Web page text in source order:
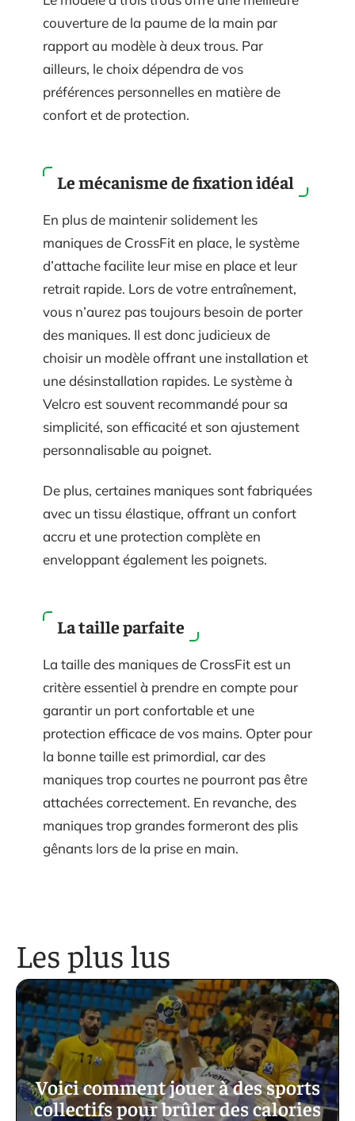
couverture de la paume de la main par
rapport au modèle à deux trous. Par
ailleurs, le choix dépendra de vos
préférences personnelles en matière de
confort et de protection.
Le mécanisme de fixation idéal
En plus de maintenir solidement les
maniques de CrossFit en place, le système
d’attache facilite leur mise en place et leur
retrait rapide. Lors de votre entraînement,
vous n’aurez pas toujours besoin de porter
des maniques. Il est donc judicieux de
choisir un modèle offrant une installation et
une désinstallation rapides. Le système à
Velcro est souvent recommandé pour sa
simplicité, son efficacité et son ajustement
personnalisable au poignet.
De plus, certaines maniques sont fabriquées
avec un tissu élastique, offrant un confort
accru et une protection complète en
enveloppant également les poignets.
La taille parfaite
La taille des maniques de CrossFit est un
critère essentiel à prendre en compte pour
garantir un port confortable et une
protection efficace de vos mains. Opter pour
la bonne taille est primordial, car des
maniques trop courtes ne pourront pas être
attachées correctement. En revanche, des
maniques trop grandes formeront des plis
gênants lors de la prise en main.
Les plus lus
Voici comment jouer à des sports
collectifs pour brûler des calories